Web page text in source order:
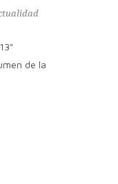
de la